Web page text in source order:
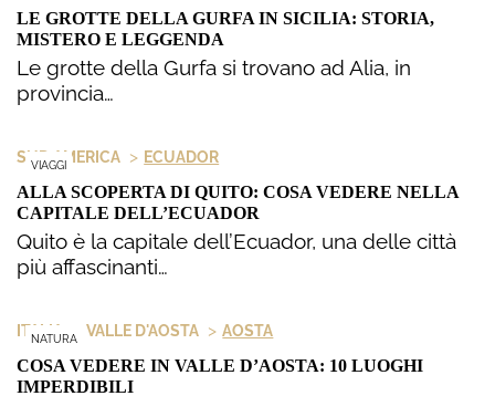
LE GROTTE DELLA GURFA IN SICILIA: STORIA,
MISTERO E LEGGENDA
Le grotte della Gurfa si trovano ad Alia, in
provincia…
VIAGGI
SUD AMERICA > ECUADOR
ALLA SCOPERTA DI QUITO: COSA VEDERE NELLA
CAPITALE DELL’ECUADOR
Quito è la capitale dell’Ecuador, una delle città
più affascinanti…
NATURA
ITALIA > VALLE D'AOSTA > AOSTA
COSA VEDERE IN VALLE D’AOSTA: 10 LUOGHI
IMPERDIBILI